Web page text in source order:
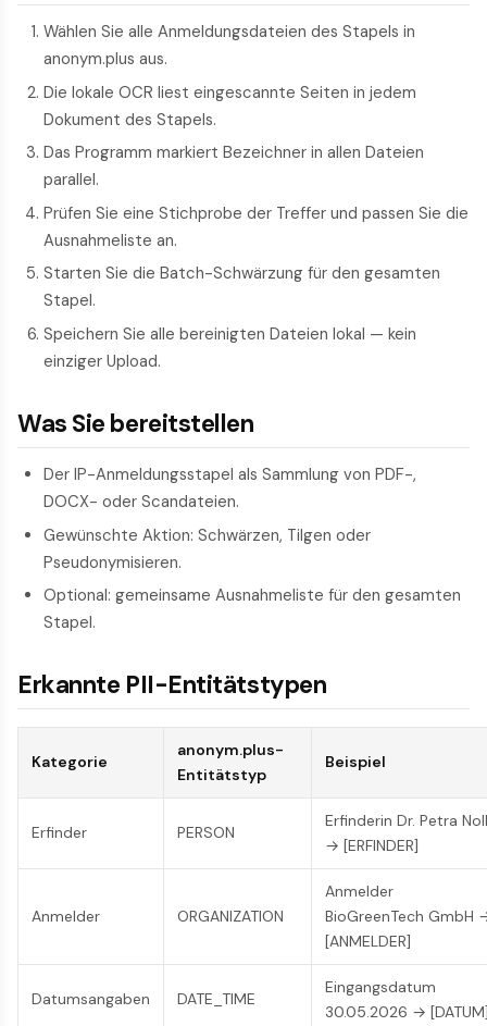
Wählen Sie alle Anmeldungsdateien des Stapels in
anonym.plus aus.
Die lokale OCR liest eingescannte Seiten in jedem
Dokument des Stapels.
Das Programm markiert Bezeichner in allen Dateien
parallel.
Prüfen Sie eine Stichprobe der Treffer und passen Sie die
Ausnahmeliste an.
Starten Sie die Batch-Schwärzung für den gesamten
Stapel.
Speichern Sie alle bereinigten Dateien lokal — kein
einziger Upload.
Was Sie bereitstellen
Der IP-Anmeldungsstapel als Sammlung von PDF-,
DOCX- oder Scandateien.
Gewünschte Aktion: Schwärzen, Tilgen oder
Pseudonymisieren.
Optional: gemeinsame Ausnahmeliste für den gesamten
Stapel.
Erkannte PII-Entitätstypen
Kategorie
anonym.plus-
Entitätstyp
Beispiel
Erfinder PERSON
Erfinderin Dr. Petra Noll
→ [ERFINDER]
Anmelder ORGANIZATION
Anmelder
BioGreenTech GmbH
[ANMELDER]
Datumsangaben DATE_TIME
Eingangsdatum
30.05.2026 →